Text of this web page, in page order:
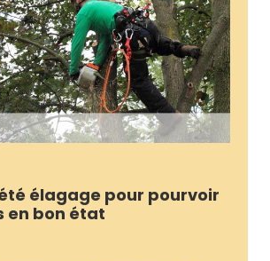
élagage pour pourvoir
en bon état